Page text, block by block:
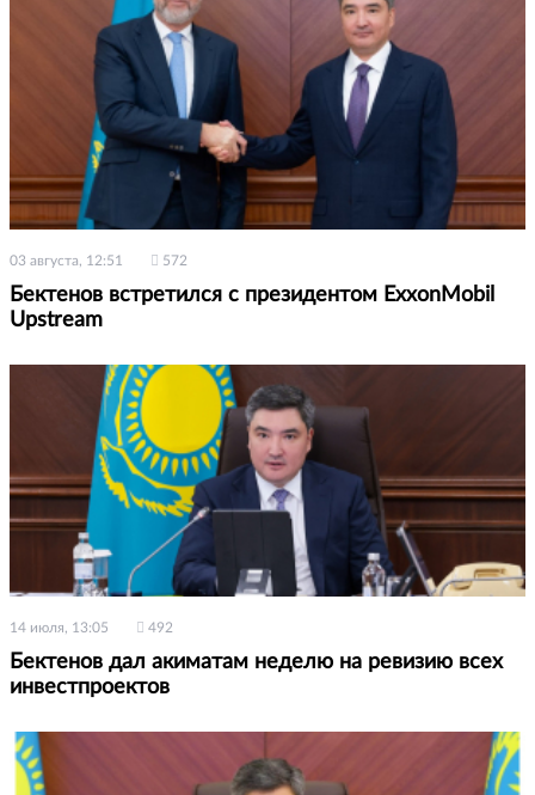
03 августа, 12:51 572
Бектенов встретился с президентом ExxonMobil
Upstream
14 июля, 13:05 492
Бектенов дал акиматам неделю на ревизию всех
инвестпроектов